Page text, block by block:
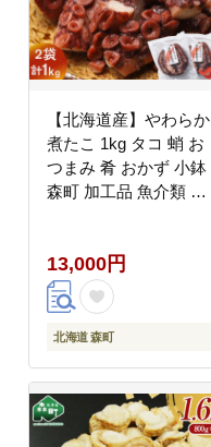
【北海道産】やわらか
煮たこ 1kg タコ 蛸 お
つまみ 肴 おかず 小鉢
森町 加工品 魚介類 北
13,000円
北海道 森町